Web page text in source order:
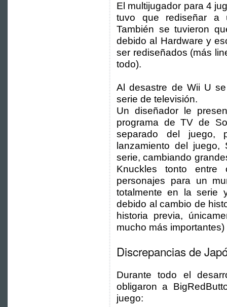
El multijugador para 4
tuvo que rediseñar a
También se tuvieron
debido al Hardware y
ser rediseñados (más
todo).
Al desastre de Wii U
serie de televisión.
Un diseñador le
programa de TV de
separado del juego,
lanzamiento del
serie, cambiando
Knuckles tonto entre
personajes para un
totalmente en la serie
debido al cambio de
historia previa,
mucho más importantes)
Discrepancias de
Durante todo el
obligaron a
juego: